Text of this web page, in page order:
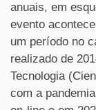
anuais, em
evento
um período no
realizado de
Tecnologia
com a